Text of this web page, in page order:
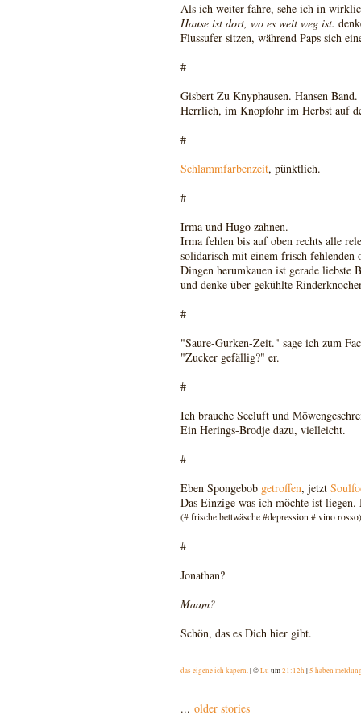
Als ich weiter fahre, sehe ich in
Hause ist dort, wo es weit weg ist.
Flussufer sitzen, während Paps sich
#
Gisbert Zu Knyphausen. Hansen Band.
Herrlich, im Knopfohr im Herbst auf
#
Schlammfarbenzeit, pünktlich.
#
Irma und Hugo zahnen.
Irma fehlen bis auf oben rechts alle
solidarisch mit einem frisch
Dingen herumkauen ist gerade
und denke über gekühlte
#
"Saure-Gurken-Zeit." sage ich zum
"Zucker gefällig?" er.
#
Ich brauche Seeluft und
Ein Herings-Brodje dazu, vielleicht.
#
Eben Spongebob getroffen, jetzt
Das Einzige was ich möchte ist
(# frische bettwäsche #depression # vino rosso)
#
Jonathan?
Maam?
Schön, das es Dich hier gibt.
das eigene ich kapern.| ©Lu um21:12h |5 haben
... older stories